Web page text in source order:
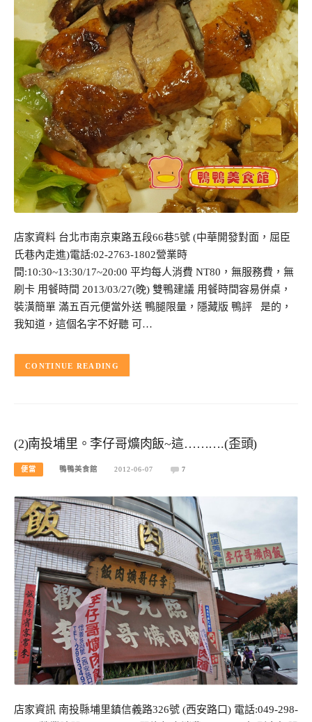
店家資料 台北市南京東路五段66巷5號 (中華開發對面，屈臣
氏巷內走進)電話:02-2763-1802營業時
間:10:30~13:30/17~20:00 平均每人消費 NT80，無服務費，無
刷卡 用餐時間 2013/03/27(晚) 雙鴨建議 用餐時間容易併桌，
裝潢簡單 滿五百元便當外送 鴨腿限量，隱藏版 鴨評 是的，
我知道，這個名字不好聽 可…
CONTINUE READING
(2)南投埔里。李仔哥爌肉飯~這……….(歪頭)
便當 鴨鴨美食館 2012-06-07 7
店家資訊 南投縣埔里鎮信義路326號 (西安路口) 電話:049-298-